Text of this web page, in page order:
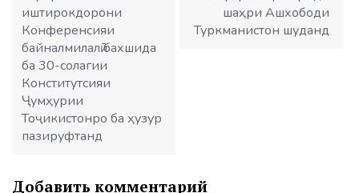
иштирокдорони
Конференсияи
байналмилалӣ бахшида
ба 30-солагии
Конститутсияи
Ҷумҳурии
Тоҷикистонро ба ҳузур
пазируфтанд
шаҳри Ашхободи
Туркманистон шуданд
Добавить комментарий